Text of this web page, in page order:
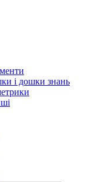
і дошки знань